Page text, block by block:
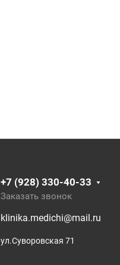
+7 (928) 330-40-33
Заказать звонок
klinika.medichi@mail.ru
ул.Суворовская 71